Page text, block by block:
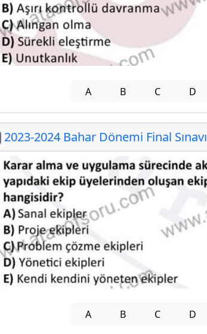
A B C D
2023-2024 Bahar Dönemi Final Sınavı
A B C D